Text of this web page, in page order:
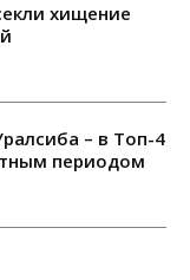
хищение
– в Топ-4
периодом